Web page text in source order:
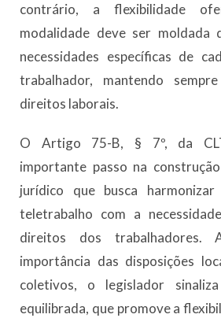
contrário, a flexibilidade
modalidade deve ser moldada
necessidades específicas de
trabalhador, mantendo
direitos laborais.
O Artigo 75-B, § 7º, da
importante passo na
jurídico que busca
teletrabalho com a
direitos dos trabalhadores.
importância das disposições
coletivos, o legislador
equilibrada, que promove a